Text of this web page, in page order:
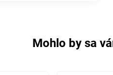
Mohlo by sa